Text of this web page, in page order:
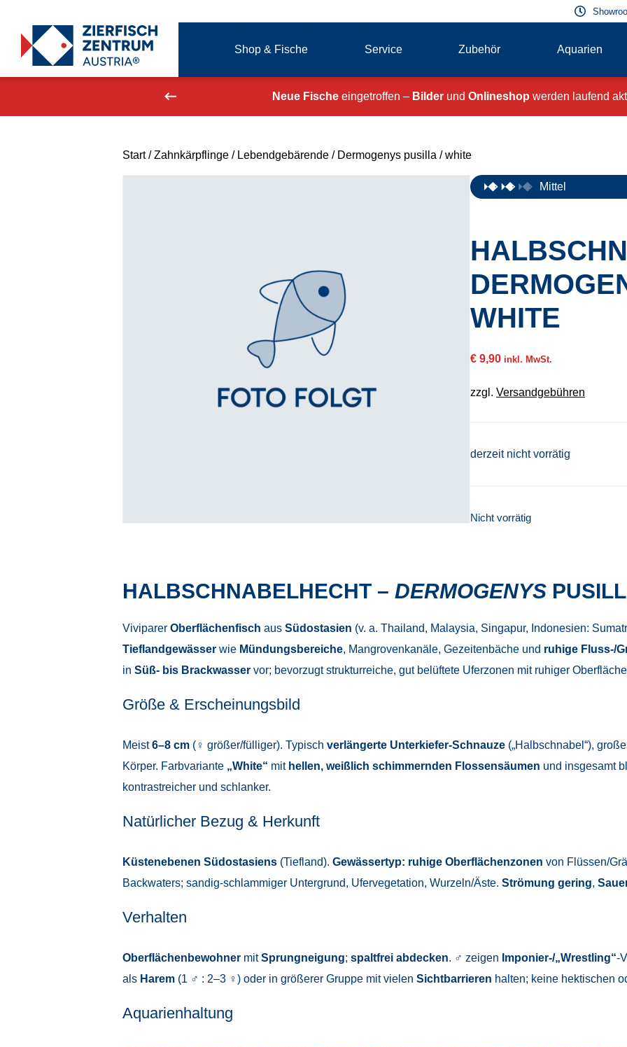
Zierfisch Aquarium Austria Shop & Fische Service Zubehör Aquarien
Neue Fischeeingetroffen – Bilderund Onlineshop werden laufend
Start/Zahnkärpflinge/ Lebendgebärende/ Dermogenys pusilla / white
Mittel
WHITE
€ 9,90 inkl. MwSt.
zzgl. Versandgebühren
derzeit nicht vorrätig
Nicht vorrätig
HALBSCHNABELHECHT – DERMOGENYS
Viviparer Oberflächenfisch aus Südostasien (v. a. Thailand, Malaysia, Singapur, Indonesien:
Tieflandgewässerwie Mündungsbereiche, Mangrovenkanäle, Gezeitenbäche und ruhige Fluss-/
in Süß- bis Brackwasservor; bevorzugt strukturreiche, gut belüftete Uferzonen mit ruhiger
Größe & Erscheinungsbild
Meist6–8 cm(♀ größer/fülliger). Typisch verlängerte Unterkiefer-Schnauze(„Halbschnabel“),
Körper. Farbvariante „White“ mit hellen, weißlich schimmernden Flossensäumen und insgesamt
kontrastreicher und schlanker.
Natürlicher Bezug & Herkunft
Küstenebenen Südostasiens(Tiefland). Gewässertyp: ruhige Oberflächenzonen von Flüssen/
Backwaters; sandig-schlammiger Untergrund, Ufervegetation, Wurzeln/Äste. Strömung gering,
Verhalten
OberflächenbewohnermitSprungneigung; spaltfrei abdecken. ♂ zeigen Imponier-/„Wrestling“-
als Harem(1 ♂ : 2–3 ♀) oder in größerer Gruppe mit vielen Sichtbarrieren halten; keine hektischen
Aquarienhaltung